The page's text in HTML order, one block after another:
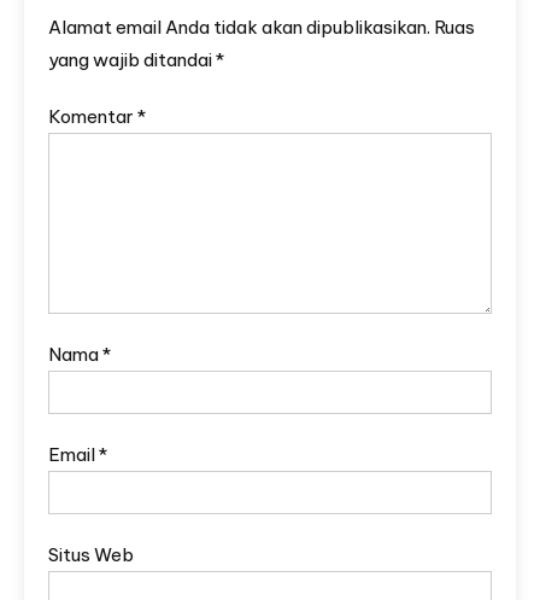
Alamat email Anda tidak akan dipublikasikan. Ruas
yang wajib ditandai*
Komentar *
Nama*
Email*
Situs Web